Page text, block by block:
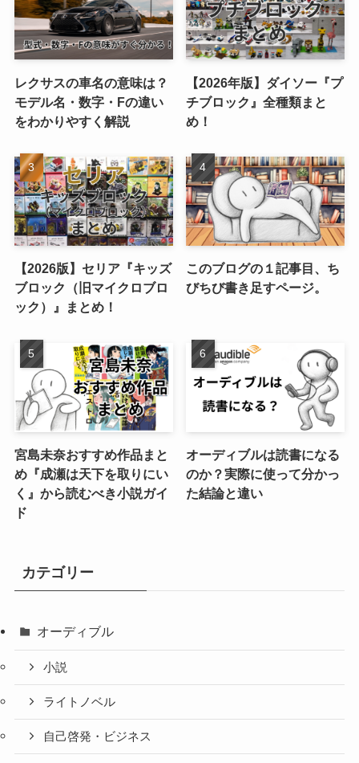
レクサスの車名の意味は？
モデル名・数字・Fの違い
をわかりやすく解説
【2026年版】ダイソー『プ
チブロック』全種類まと
め！
【2026版】セリア『キッズ
ブロック（旧マイクロブロ
ック）』まとめ！
このブログの１記事目、ち
びちび書き足すページ。
宮島未奈おすすめ作品まと
め『成瀬は天下を取りにい
く』から読むべき小説ガイ
ド
オーディブルは読書になる
のか？実際に使って分かっ
た結論と違い
カテゴリー
オーディブル
小説
ライトノベル
自己啓発・ビジネス